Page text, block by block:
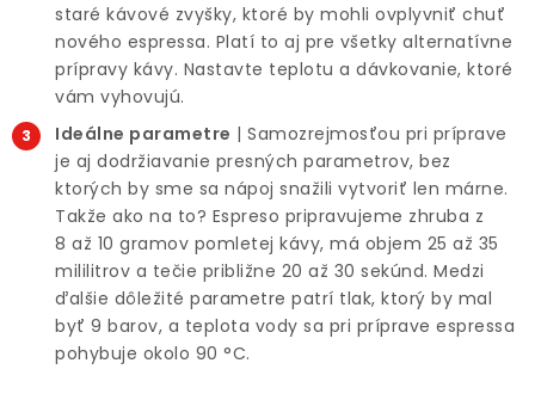
staré kávové zvyšky, ktoré by mohli ovplyvniť chuť
nového espressa. Platí to aj pre všetky alternatívne
prípravy kávy. Nastavte teplotu a dávkovanie, ktoré
vám vyhovujú.
Ideálne parametre | Samozrejmosťou pri príprave
je aj dodržiavanie presných parametrov, bez
ktorých by sme sa nápoj snažili vytvoriť len márne.
Takže ako na to? Espreso pripravujeme zhruba z
8 až 10 gramov pomletej kávy, má objem 25 až 35
mililitrov a tečie približne 20 až 30 sekúnd. Medzi
ďalšie dôležité parametre patrí tlak, ktorý by mal
byť 9 barov, a teplota vody sa pri príprave espressa
pohybuje okolo 90 °C.